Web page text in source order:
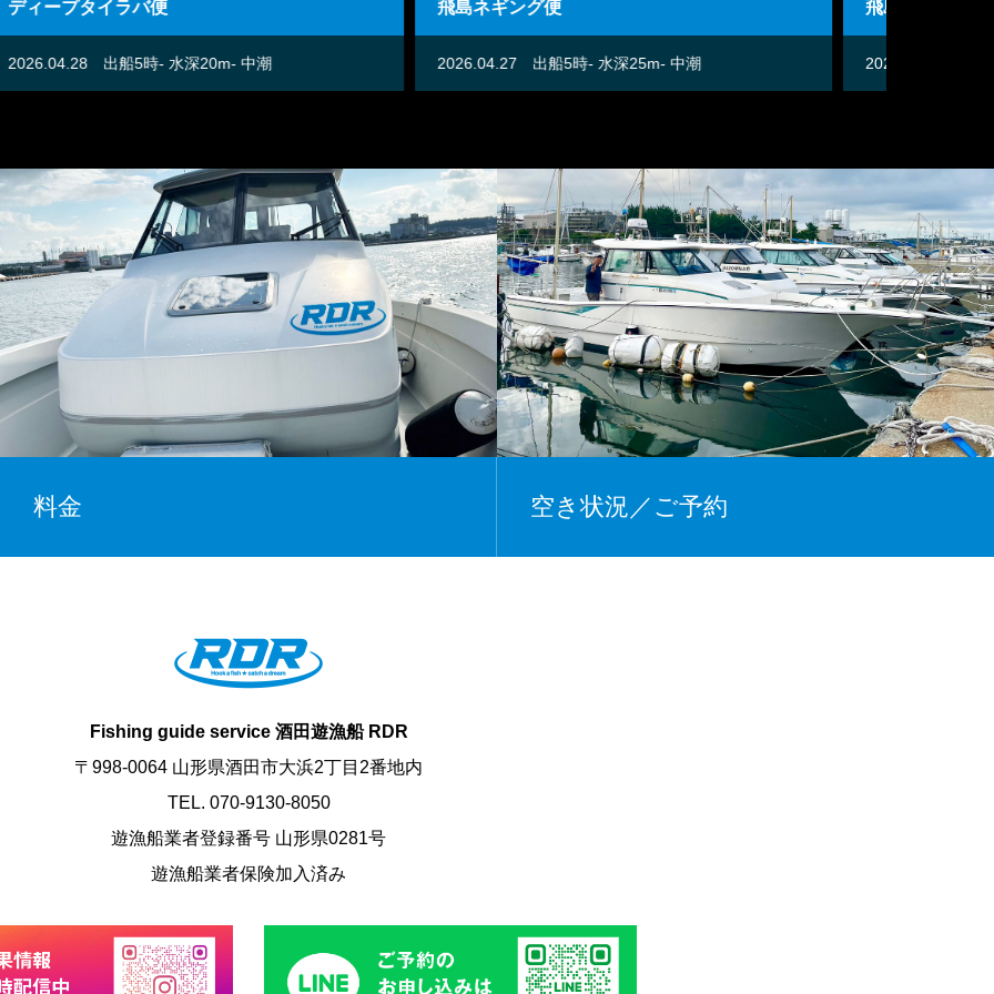
飛島ネギング便
2026.04.27出船5時- 水深25m- 中潮
飛島ジギング便
2026.04.25出船5時- 水深40m- 小潮
料金 空き状況／ご予約
Fishing guide service 酒田遊漁船 RDR
〒998-0064 山形県酒田市大浜2丁目2番地内
TEL. 070-9130-8050
遊漁船業者登録番号 山形県0281号
遊漁船業者保険加入済み